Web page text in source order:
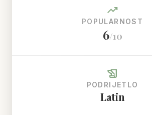
trending_up
POPULARNOST
6/10
history_edu
PODRIJETLO
Latin